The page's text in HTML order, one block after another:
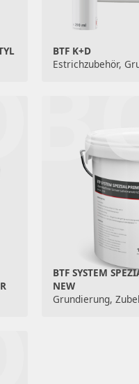
BTF K+D
Estrichzubehör,
BTF SYSTEM
NEW
Grundierung,